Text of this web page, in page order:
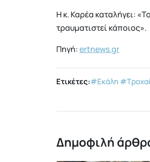
Η κ. Καρέα καταλήγει:
τραυματιστεί κάποιος».
Πηγή:ertnews.gr
Ετικέτες:#Εκάλη
Δημοφιλή